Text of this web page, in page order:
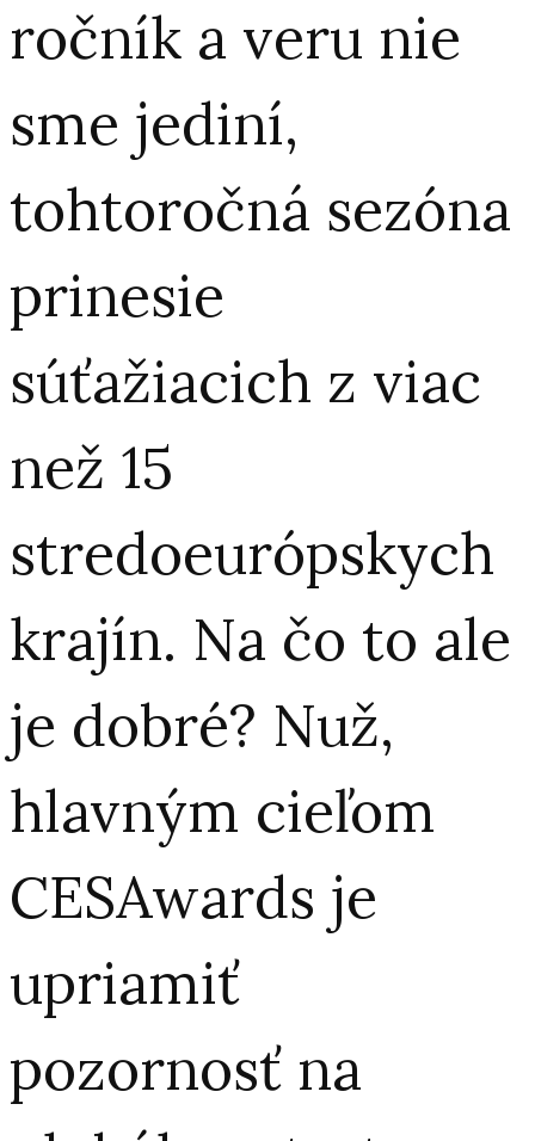
ročník a veru nie
sme jediní,
tohtoročná sezóna
prinesie
súťažiacich z viac
než 15
stredoeurópskych
krajín. Na čo to ale
je dobré? Nuž,
hlavným cieľom
CESAwards je
upriamiť
pozornosť na